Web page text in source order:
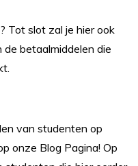
Tot slot zal je hier ook
betaalmiddelen die
van studenten op
onze Blog Pagina! Op